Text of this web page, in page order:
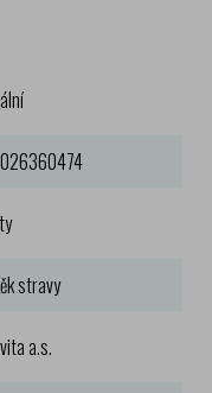
stravy
a.s.